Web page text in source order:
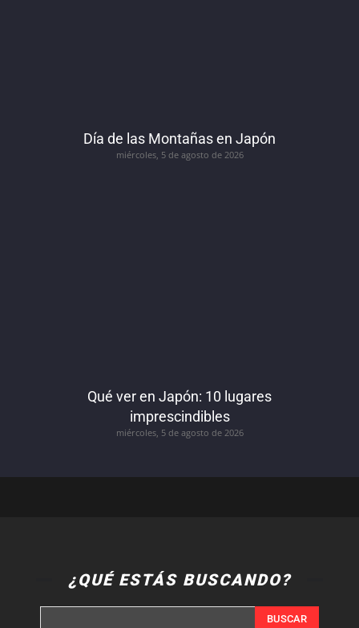
Día de las Montañas en Japón
miércoles, 5 de agosto de 2026
Qué ver en Japón: 10 lugares
imprescindibles
miércoles, 5 de agosto de 2026
¿QUÉ ESTÁS BUSCANDO?
BUSCAR